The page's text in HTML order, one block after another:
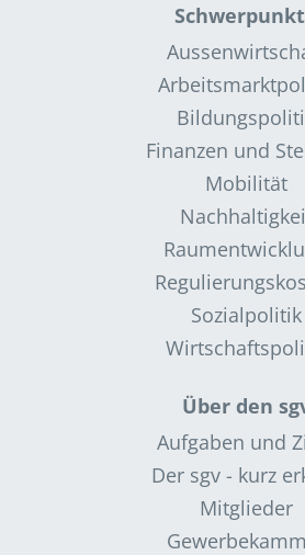
Finanzen und
Mobilität
Sozialpolitik
Über den
Aufgaben und
Der sgv - kurz
Mitglieder